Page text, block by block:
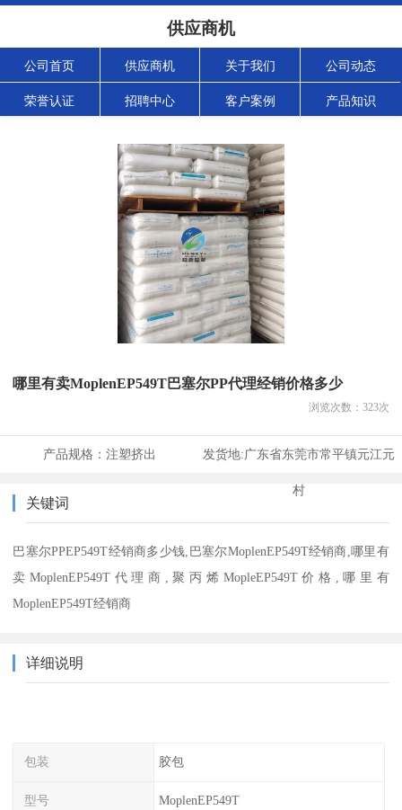
供应商机
公司首页 供应商机 关于我们 公司动态
荣誉认证 招聘中心 客户案例 产品知识
哪里有卖MoplenEP549T巴塞尔PP代理经销价格多少
浏览次数： 323次
产品规格： 注塑挤出 发货地:广东省东莞市常平镇元江元
村
关键词
巴塞尔PPEP549T经销商多少钱,巴塞尔MoplenEP549T经销商,哪里有
卖MoplenEP549T代理商,聚丙烯MopleEP549T价格,哪里有
MoplenEP549T经销商
详细说明
包装 胶包
型号 MoplenEP549T